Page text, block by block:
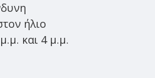
ήλιο
και 4 μ.μ.